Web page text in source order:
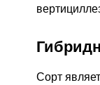
Сорт